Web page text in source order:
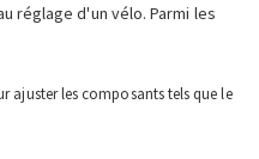
réglage d'un vélo. Parmi les
ajuster les composants tels que le